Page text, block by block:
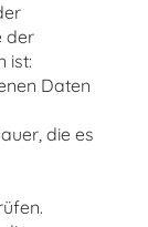
der
ist:
Daten
die es